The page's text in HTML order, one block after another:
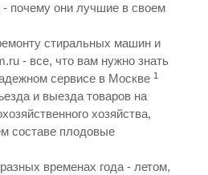
- почему они лучшие в своем
стиральных машин и
- все, что вам нужно знать
сервисе в Москве 1
и выезда товаров на
хозяйства,
составе плодовые
временах года - летом,